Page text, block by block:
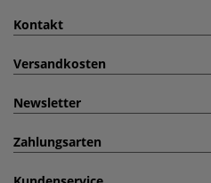
Kontakt
Versandkosten
Newsletter
Zahlungsarten